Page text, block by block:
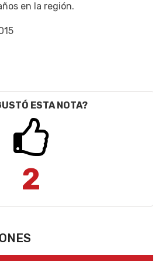
en la región.
ESTA NOTA?
2